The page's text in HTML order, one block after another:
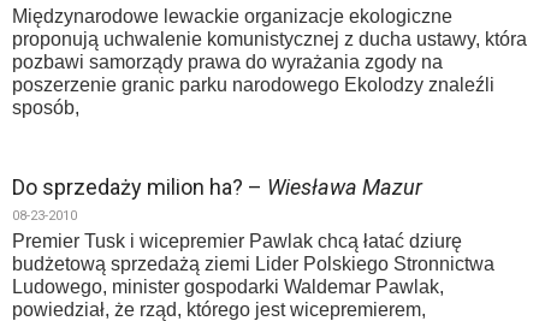
Międzynarodowe lewackie organizacje ekologiczne
proponują uchwalenie komunistycznej z ducha ustawy, która
pozbawi samorządy prawa do wyrażania zgody na
poszerzenie granic parku narodowego Ekolodzy znaleźli
sposób,
Do sprzedaży milion ha? – Wiesława Mazur
08-23-2010
Premier Tusk i wicepremier Pawlak chcą łatać dziurę
budżetową sprzedażą ziemi Lider Polskiego Stronnictwa
Ludowego, minister gospodarki Waldemar Pawlak,
powiedział, że rząd, którego jest wicepremierem,